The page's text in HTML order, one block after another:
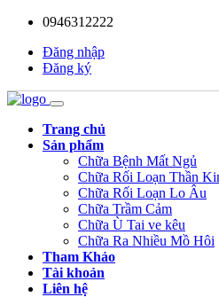
0946312222
Đăng nhập
Đăng ký
Trang chủ
Sản phẩm
Chữa Bệnh Mất Ngủ
Chữa Rối Loạn Thần
Chữa Rối Loạn Lo Âu
Chữa Trầm Cảm
Chữa Ù Tai ve kêu
Chữa Ra Nhiều Mồ Hôi
Tham Khảo
Tài khoản
Liên hệ